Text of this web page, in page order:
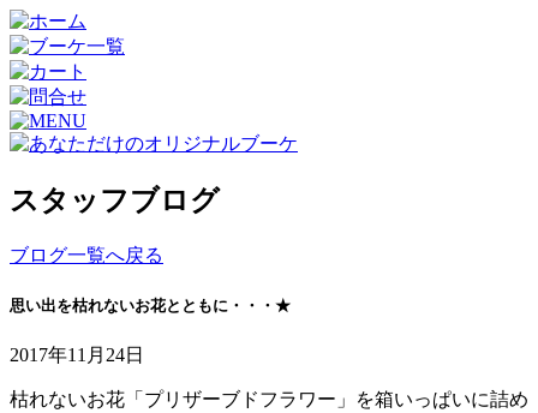
スタッフブログ
ブログ一覧へ戻る
思い出を枯れないお花とともに・・・★
2017年11月24日
枯れないお花「プリザーブドフラワー」を箱いっぱいに詰め